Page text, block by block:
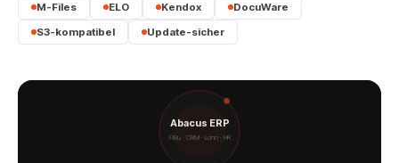
M-Files
ELO Kendox
DocuWare
S3-kompatibel
Update-sicher
Abacus ERP
FiBu · CRM · Lohn · HR